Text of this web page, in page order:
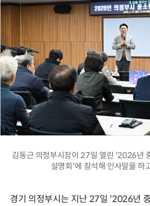
김동근 의정부시장이 27일 열린 '2026년
설명회'에 참석해 인사말을 하
경기 의정부시는 지난 27일 '2026년